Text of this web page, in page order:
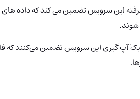
این سرویس تضمین می کند که داده های
بک َآپ گیری این سرویس تضمین می‌کنند